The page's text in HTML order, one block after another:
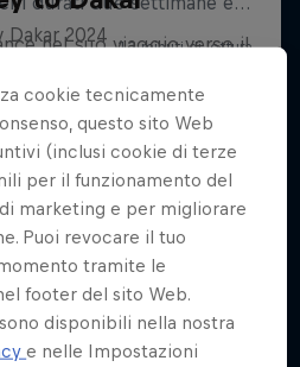
Dakar 2024
nel suo viaggio verso il
RAID
cookie tecnicamente
questo sito Web
(inclusi cookie di terze
per il funzionamento del
marketing e per migliorare
Puoi revocare il tuo
tramite le
footer del sito Web.
disponibili nella nostra
e nelle Impostazioni